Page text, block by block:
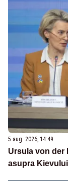
5 aug. 2026, 14:49
Ursula von der
asupra